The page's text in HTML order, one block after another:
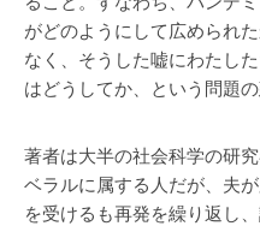
がどのようにして広められ
なく、そうした嘘にわたし
はどうしてか、という問題の
著者は大半の社会科学の研
ベラルに属する人だが、夫
を受けるも再発を繰り返し